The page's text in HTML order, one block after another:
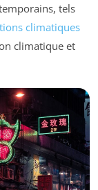
tels
climatiques
climatique et